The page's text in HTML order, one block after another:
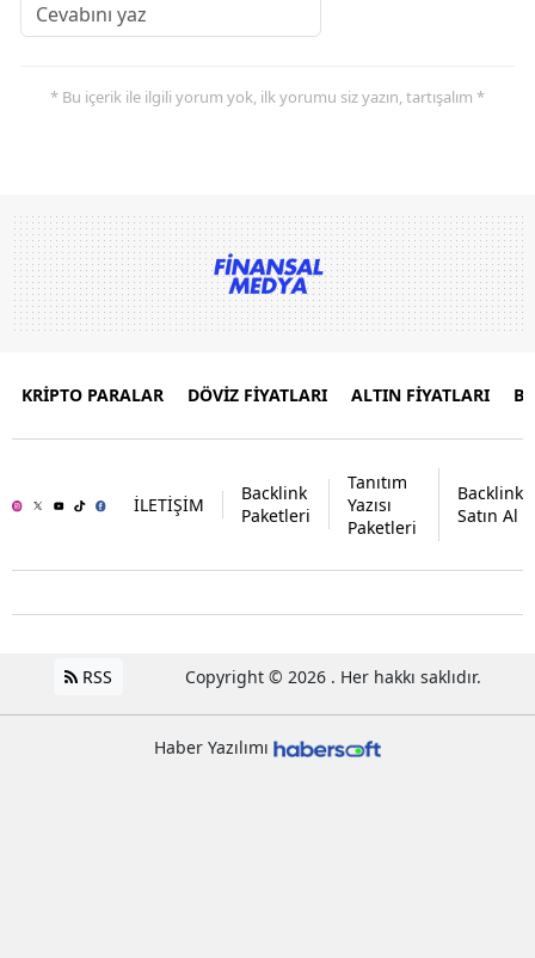
* Bu içerik ile ilgili yorum yok, ilk yorumu siz yazın, tartışalım *
KRİPTO PARALAR DÖVİZ FİYATLARI ALTIN FİYATLARI
İLETİŞİM
Backlink
Paketleri
Tanıtım
Yazısı
Paketleri
Backlink
Satın Al
RSS Copyright © 2026 . Her hakkı saklıdır.
Haber Yazılımı